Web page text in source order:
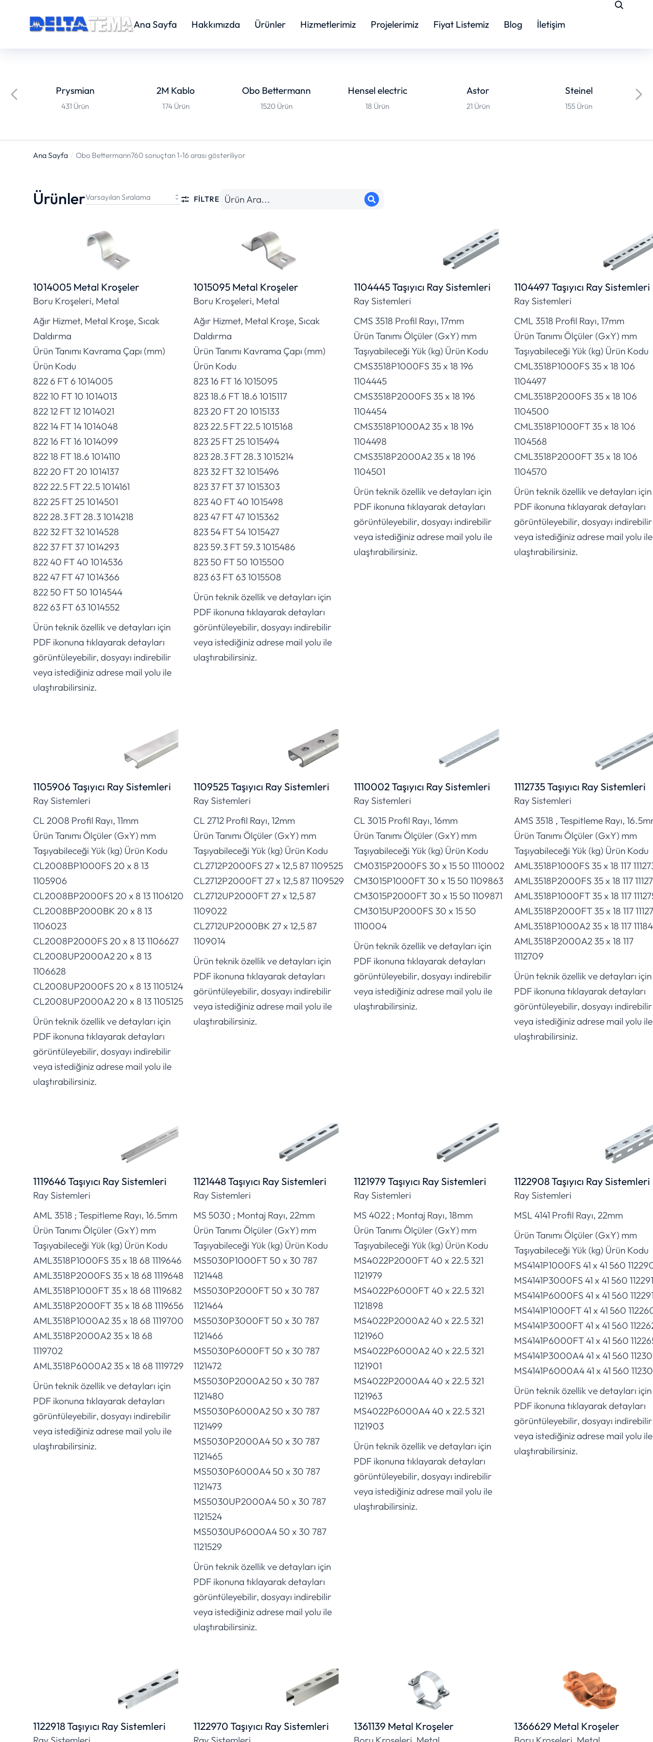
Ana Sayfa Hakkımızda Ürünler Hizmetlerimiz Projelerimiz Fiyat Listemiz Blog İletişim
Prysmian
431 Ürün
2M Kablo
174 Ürün
Obo Bettermann
1520 Ürün
Hensel electric
18 Ürün
Astor
21 Ürün
Steinel
155 Ürün
You are here:
Ana Sayfa Obo Bettermann760 sonuçtan 1-16 arası gösteriliyor
Ürünler FILTRE
1014005 Metal Kroşeler
Boru Kroşeleri, Metal
Ağır Hizmet, Metal Kroşe, Sıcak
Daldırma
Ürün Tanımı Kavrama Çapı (mm)
Ürün Kodu
822 6 FT 6 1014005
822 10 FT 10 1014013
822 12 FT 12 1014021
822 14 FT 14 1014048
822 16 FT 16 1014099
822 18 FT 18.6 1014110
822 20 FT 20 1014137
822 22.5 FT 22.5 1014161
822 25 FT 25 1014501
822 28.3 FT 28.3 1014218
822 32 FT 32 1014528
822 37 FT 37 1014293
822 40 FT 40 1014536
822 47 FT 47 1014366
822 50 FT 50 1014544
822 63 FT 63 1014552
Ürün teknik özellik ve detayları için
PDF ikonuna tıklayarak detayları
görüntüleyebilir, dosyayı indirebilir
veya istediğiniz adrese mail yolu ile
ulaştırabilirsiniz.
1015095 Metal Kroşeler
Boru Kroşeleri, Metal
Ağır Hizmet, Metal Kroşe, Sıcak
Daldırma
Ürün Tanımı Kavrama Çapı (mm)
Ürün Kodu
823 16 FT 16 1015095
823 18.6 FT 18.6 1015117
823 20 FT 20 1015133
823 22.5 FT 22.5 1015168
823 25 FT 25 1015494
823 28.3 FT 28.3 1015214
823 32 FT 32 1015496
823 37 FT 37 1015303
823 40 FT 40 1015498
823 47 FT 47 1015362
823 54 FT 54 1015427
823 59.3 FT 59.3 1015486
823 50 FT 50 1015500
823 63 FT 63 1015508
Ürün teknik özellik ve detayları için
PDF ikonuna tıklayarak detayları
görüntüleyebilir, dosyayı indirebilir
veya istediğiniz adrese mail yolu ile
ulaştırabilirsiniz.
1104445 Taşıyıcı Ray Sistemleri
Ray Sistemleri
CMS 3518 Profil Rayı, 17mm
Ürün Tanımı Ölçüler (GxY) mm
Taşıyabileceği Yük (kg) Ürün Kodu
CMS3518P1000FS 35 x 18 196
1104445
CMS3518P2000FS 35 x 18 196
1104454
CMS3518P1000A2 35 x 18 196
1104498
CMS3518P2000A2 35 x 18 196
1104501
Ürün teknik özellik ve detayları için
PDF ikonuna tıklayarak detayları
görüntüleyebilir, dosyayı indirebilir
veya istediğiniz adrese mail yolu ile
ulaştırabilirsiniz.
1104497 Taşıyıcı Ray Sistemleri
Ray Sistemleri
CML 3518 Profil Rayı, 17mm
Ürün Tanımı Ölçüler (GxY) mm
Taşıyabileceği Yük (kg) Ürün Kodu
CML3518P1000FS 35 x 18 106
1104497
CML3518P2000FS 35 x 18 106
1104500
CML3518P1000FT 35 x 18 106
1104568
CML3518P2000FT 35 x 18 106
1104570
Ürün teknik özellik ve detayları için
PDF ikonuna tıklayarak detayları
görüntüleyebilir, dosyayı indirebilir
veya istediğiniz adrese mail yolu ile
ulaştırabilirsiniz.
1105906 Taşıyıcı Ray Sistemleri
Ray Sistemleri
CL 2008 Profil Rayı, 11mm
Ürün Tanımı Ölçüler (GxY) mm
Taşıyabileceği Yük (kg) Ürün Kodu
CL2008BP1000FS 20 x 8 13
1105906
CL2008BP2000FS 20 x 8 13 1106120
CL2008BP2000BK 20 x 8 13
1106023
CL2008P2000FS 20 x 8 13 1106627
CL2008UP2000A2 20 x 8 13
1106628
CL2008UP2000FS 20 x 8 13 1105124
CL2008UP2000A2 20 x 8 13 1105125
Ürün teknik özellik ve detayları için
PDF ikonuna tıklayarak detayları
görüntüleyebilir, dosyayı indirebilir
veya istediğiniz adrese mail yolu ile
ulaştırabilirsiniz.
1109525 Taşıyıcı Ray Sistemleri
Ray Sistemleri
CL 2712 Profil Rayı, 12mm
Ürün Tanımı Ölçüler (GxY) mm
Taşıyabileceği Yük (kg) Ürün Kodu
CL2712P2000FS 27 x 12,5 87 1109525
CL2712P2000FT 27 x 12,5 87 1109529
CL2712UP2000FT 27 x 12,5 87
1109022
CL2712UP2000BK 27 x 12,5 87
1109014
Ürün teknik özellik ve detayları için
PDF ikonuna tıklayarak detayları
görüntüleyebilir, dosyayı indirebilir
veya istediğiniz adrese mail yolu ile
ulaştırabilirsiniz.
1110002 Taşıyıcı Ray Sistemleri
Ray Sistemleri
CL 3015 Profil Rayı, 16mm
Ürün Tanımı Ölçüler (GxY) mm
Taşıyabileceği Yük (kg) Ürün Kodu
CM0315P2000FS 30 x 15 50 1110002
CM3015P1000FT 30 x 15 50 1109863
CM3015P2000FT 30 x 15 50 1109871
CM3015UP2000FS 30 x 15 50
1110004
Ürün teknik özellik ve detayları için
PDF ikonuna tıklayarak detayları
görüntüleyebilir, dosyayı indirebilir
veya istediğiniz adrese mail yolu ile
ulaştırabilirsiniz.
1112735 Taşıyıcı Ray Sistemleri
Ray Sistemleri
AMS 3518 , Tespitleme Rayı,
Ürün Tanımı Ölçüler (GxY) mm
Taşıyabileceği Yük (kg) Ürün Kodu
AML3518P1000FS 35 x 18 117
AML3518P2000FS 35 x 18 117
AML3518P1000FT 35 x 18 117
AML3518P2000FT 35 x 18 117
AML3518P1000A2 35 x 18 117
AML3518P2000A2 35 x 18 117
1112709
Ürün teknik özellik ve detayları için
PDF ikonuna tıklayarak detayları
görüntüleyebilir, dosyayı indirebilir
veya istediğiniz adrese mail yolu ile
ulaştırabilirsiniz.
1119646 Taşıyıcı Ray Sistemleri
Ray Sistemleri
AML 3518 ; Tespitleme Rayı, 16.5mm
Ürün Tanımı Ölçüler (GxY) mm
Taşıyabileceği Yük (kg) Ürün Kodu
AML3518P1000FS 35 x 18 68 1119646
AML3518P2000FS 35 x 18 68 1119648
AML3518P1000FT 35 x 18 68 1119682
AML3518P2000FT 35 x 18 68 1119656
AML3518P1000A2 35 x 18 68 1119700
AML3518P2000A2 35 x 18 68
1119702
AML3518P6000A2 35 x 18 68 1119729
Ürün teknik özellik ve detayları için
PDF ikonuna tıklayarak detayları
görüntüleyebilir, dosyayı indirebilir
veya istediğiniz adrese mail yolu ile
ulaştırabilirsiniz.
1121448 Taşıyıcı Ray Sistemleri
Ray Sistemleri
MS 5030 ; Montaj Rayı, 22mm
Ürün Tanımı Ölçüler (GxY) mm
Taşıyabileceği Yük (kg) Ürün Kodu
MS5030P1000FT 50 x 30 787
1121448
MS5030P2000FT 50 x 30 787
1121464
MS5030P3000FT 50 x 30 787
1121466
MS5030P6000FT 50 x 30 787
1121472
MS5030P2000A2 50 x 30 787
1121480
MS5030P6000A2 50 x 30 787
1121499
MS5030P2000A4 50 x 30 787
1121465
MS5030P6000A4 50 x 30 787
1121473
MS5030UP2000A4 50 x 30 787
1121524
MS5030UP6000A4 50 x 30 787
1121529
Ürün teknik özellik ve detayları için
PDF ikonuna tıklayarak detayları
görüntüleyebilir, dosyayı indirebilir
veya istediğiniz adrese mail yolu ile
ulaştırabilirsiniz.
1121979 Taşıyıcı Ray Sistemleri
Ray Sistemleri
MS 4022 ; Montaj Rayı, 18mm
Ürün Tanımı Ölçüler (GxY) mm
Taşıyabileceği Yük (kg) Ürün Kodu
MS4022P2000FT 40 x 22.5 321
1121979
MS4022P6000FT 40 x 22.5 321
1121898
MS4022P2000A2 40 x 22.5 321
1121960
MS4022P6000A2 40 x 22.5 321
1121901
MS4022P2000A4 40 x 22.5 321
1121963
MS4022P6000A4 40 x 22.5 321
1121903
Ürün teknik özellik ve detayları için
PDF ikonuna tıklayarak detayları
görüntüleyebilir, dosyayı indirebilir
veya istediğiniz adrese mail yolu ile
ulaştırabilirsiniz.
1122908 Taşıyıcı Ray Sistemleri
Ray Sistemleri
MSL 4141 Profil Rayı, 22mm
Ürün Tanımı Ölçüler (GxY) mm
Taşıyabileceği Yük (kg) Ürün Kodu
MS4141P1000FS 41 x 41 560
MS4141P3000FS 41 x 41 560
MS4141P6000FS 41 x 41 560
MS4141P1000FT 41 x 41 560
MS4141P3000FT 41 x 41 560
MS4141P6000FT 41 x 41 560
MS4141P3000A4 41 x 41 560
MS4141P6000A4 41 x 41 560
Ürün teknik özellik ve detayları için
PDF ikonuna tıklayarak detayları
görüntüleyebilir, dosyayı indirebilir
veya istediğiniz adrese mail yolu ile
ulaştırabilirsiniz.
1122918 Taşıyıcı Ray Sistemleri 1122970 Taşıyıcı Ray Sistemleri 1361139 Metal Kroşeler 1366629 Metal Kroşeler